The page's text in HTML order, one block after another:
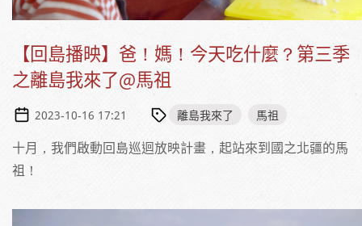
【回島播映】爸！媽！今天吃什麼？第三季
之離島我來了@馬祖
2023-10-16 17:21 離島我來了 馬祖
十月，我們啟動回島巡迴放映計畫，起站來到國之北疆的馬
祖！